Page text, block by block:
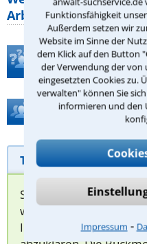
Funktionsfähigkeit
Außerdem setzen wir
Website im Sinne der
dem Klick auf den Button
der Verwendung der von
eingesetzten Cookies zu.
verwalten" können Sie
informieren und den
Impressum ⁃
Arbeitszeit gelten
Teste Dein
Hilfe bei Ihrer
Telefonhilfe
Sie können hier Ihren
werden sich
Ihnen melden, um das